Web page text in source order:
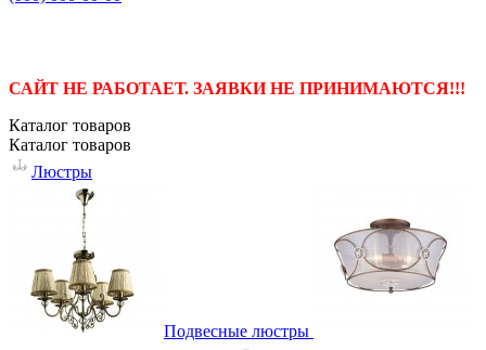
САЙТ НЕ РАБОТАЕТ. ЗАЯВКИ НЕ ПРИНИМАЮТСЯ!!!
Каталог товаров
Каталог товаров
Люстры
Подвесные люстры